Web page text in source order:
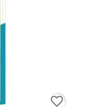
favorite_border